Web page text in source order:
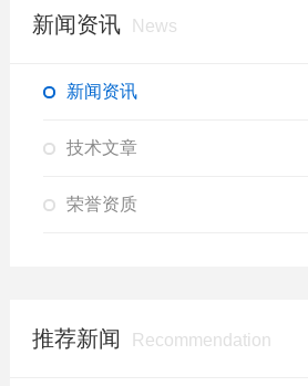
新闻资讯 News
新闻资讯
技术文章
荣誉资质
推荐新闻 Recommendation